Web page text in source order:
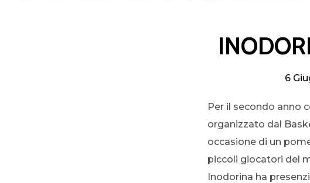
6
Per il secondo anno
organizzato dal
occasione di un
piccoli giocatori del
Inodorina ha